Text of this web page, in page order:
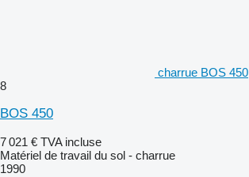
charrue BOS 450
8
BOS 450
7 021 € TVA incluse
Matériel de travail du sol - charrue
1990